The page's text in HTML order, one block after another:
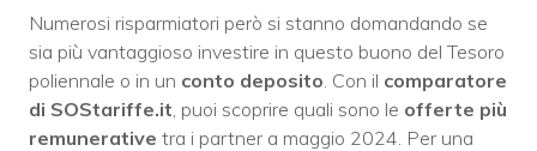
Numerosi risparmiatori però si stanno domandando se
sia più vantaggioso investire in questo buono del Tesoro
poliennale o in un conto deposito . Con il comparatore
di SOStariffe.it , puoi scoprire quali sono le offerte più
remunerative tra i partner a maggio 2024. Per una